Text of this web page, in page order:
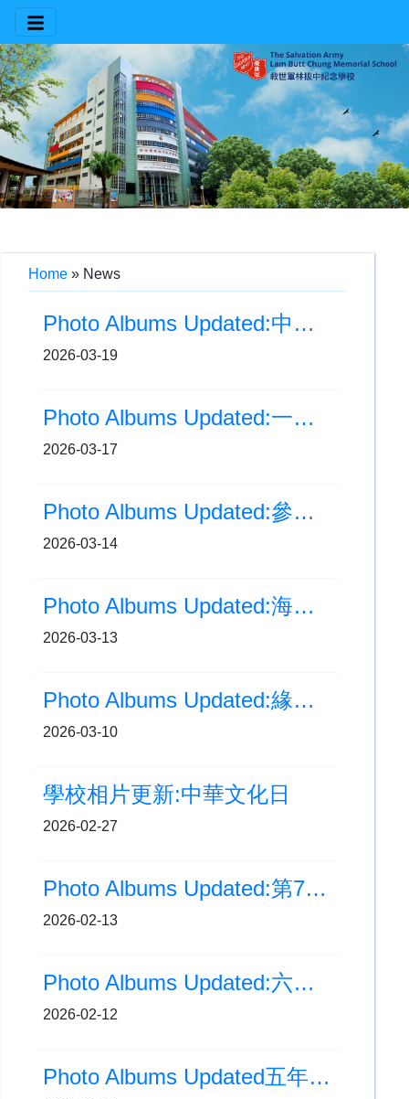
Home » News
Photo Albums Updated:中華文化表演
2026-03-19
Photo Albums Updated:一年級「自然小夥伴」探索香港動植物公園
2026-03-17
Photo Albums Updated:參觀西九文化區 M+ 博物館
2026-03-14
Photo Albums Updated:海洋公園「動物探索」精神健康同樂日
2026-03-13
Photo Albums Updated:緣繩下降及飛索領袖訓練
2026-03-10
學校相片更新:中華文化日
2026-02-27
Photo Albums Updated:第77屆香港學校朗誦節優勝者表演
2026-02-13
Photo Albums Updated:六年級戶外學習營
2026-02-12
Photo Albums Updated五年級探究學習：粵學越有趣